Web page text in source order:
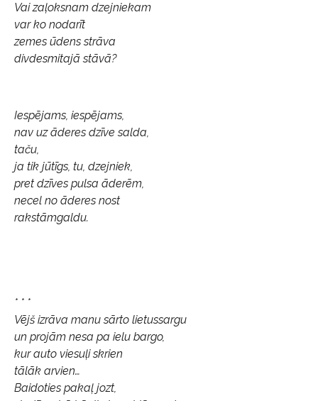
Vai zaļoksnam dzejniekam
var ko nodarīt
zemes ūdens strāva
divdesmitajā stāvā?
Iespējams, iespējams,
nav uz āderes dzīve salda,
taču,
ja tik jūtīgs, tu, dzejniek,
pret dzīves pulsa āderēm,
necel no āderes nost
rakstāmgaldu.
* * *
Vējš izrāva manu sārto lietussargu
un projām nesa pa ielu bargo,
kur auto viesuļi skrien
tālāk arvien…
Baidoties pakaļ jozt,